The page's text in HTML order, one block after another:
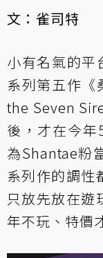
文：雀司特
小有名氣的平
系列第五作
the Seven
後，才在今
為Shantae粉
系列作的調性
只放先放在遊
年不玩、特價